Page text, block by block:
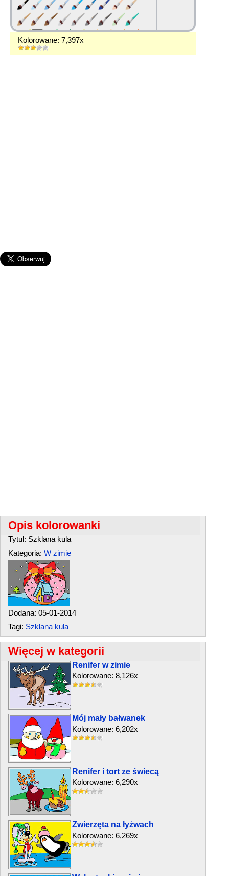
Kolorowane: 7,397x
Opis kolorowanki
Tytul: Szklana kula
Kategoria: W zimie
Dodana: 05-01-2014
Tagi: Szklana kula
Więcej w kategorii
Renifer w zimie
Kolorowane: 8,126x
Mój mały bałwanek
Kolorowane: 6,202x
Renifer i tort ze świecą
Kolorowane: 6,290x
Zwierzęta na łyżwach
Kolorowane: 6,269x